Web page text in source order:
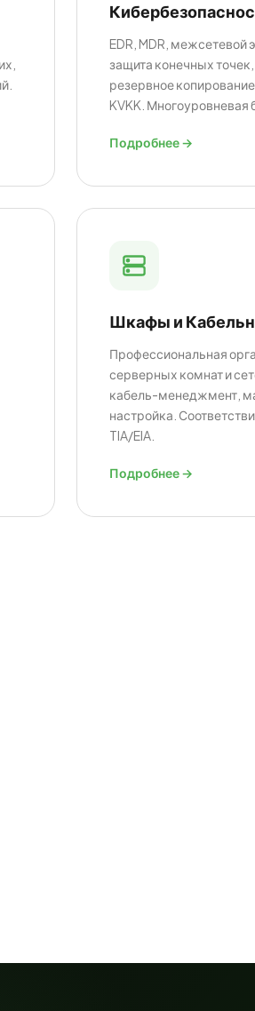
EDR, MDR, межсетевой
защита конечных точек,
резервное
KVKK. Многоуровневая
Подробнее →
Шкафы и
Профессиональная
серверных комнат и
кабель-менеджмент,
настройка.
TIA/EIA.
Подробнее →